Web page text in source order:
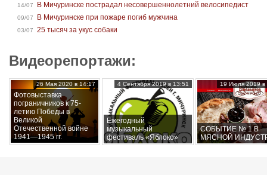
14/07 В Мичуринске пострадал несовершеннолетний велосипедист
09/07 В Мичуринске при пожаре погиб мужчина
03/07 25 тысяч за укус собаки
Видеорепортажи:
Фотовыставка
пограничников к 75-
летию Победы в
Великой
Отечественной войне
1941—1945 гг.
26 Мая 2020 в 14:17
Ежегодный
музыкальный
фестиваль «Яблоко»
4 Сентября 2019 в 13:51
СОБЫТИЕ № 1 В
МЯСНОЙ
19 Июля 2019 в